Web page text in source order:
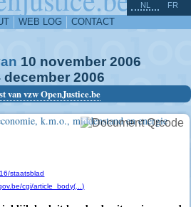
WEB LOG CONTACT
NL FR
10 november 2006
december 2006
van vzw OpenJustice.be
k.m.o., middenstand en energie
staatsblad
cgi/article_body(...)
^